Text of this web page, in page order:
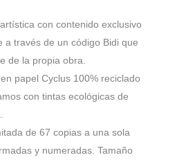
con contenido exclusivo
a través de un código Bidi que
de la propia obra.
papel Cyclus 100% reciclado
con tintas ecológicas de
de 67 copias a una sola
y numeradas. Tamaño